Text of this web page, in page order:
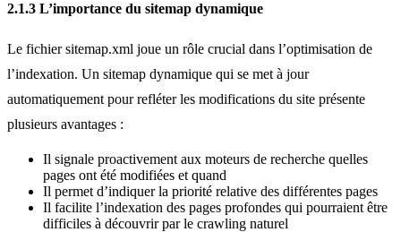
2.1.3 L’importance du sitemap dynamique
Le fichier sitemap.xml joue un rôle crucial dans l’optimisation de
l’indexation. Un sitemap dynamique qui se met à jour
automatiquement pour refléter les modifications du site présente
plusieurs avantages :
Il signale proactivement aux moteurs de recherche quelles
pages ont été modifiées et quand
Il permet d’indiquer la priorité relative des différentes pages
Il facilite l’indexation des pages profondes qui pourraient être
difficiles à découvrir par le crawling naturel